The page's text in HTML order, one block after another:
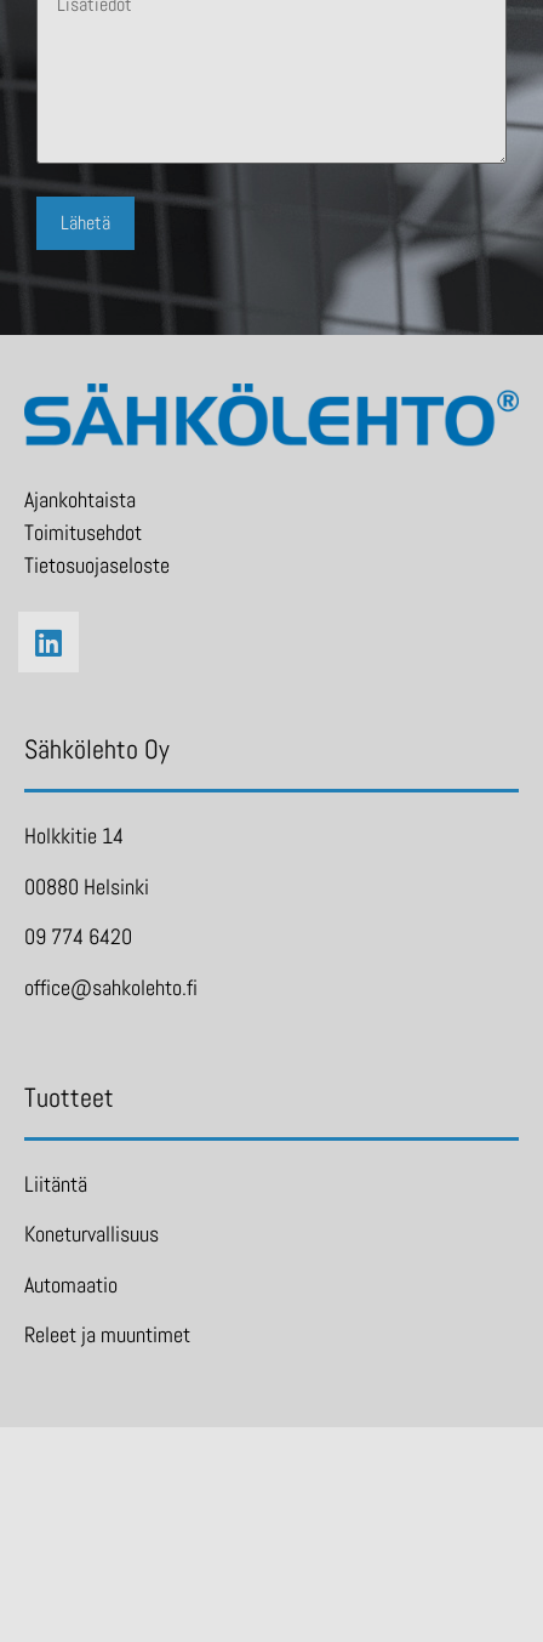
Ajankohtaista
Toimitusehdot
Tietosuojaseloste
Sähkölehto Oy
Holkkitie 14
00880 Helsinki
09 774 6420
office@sahkolehto.fi
Tuotteet
Liitäntä
Koneturvallisuus
Automaatio
Releet ja muuntimet